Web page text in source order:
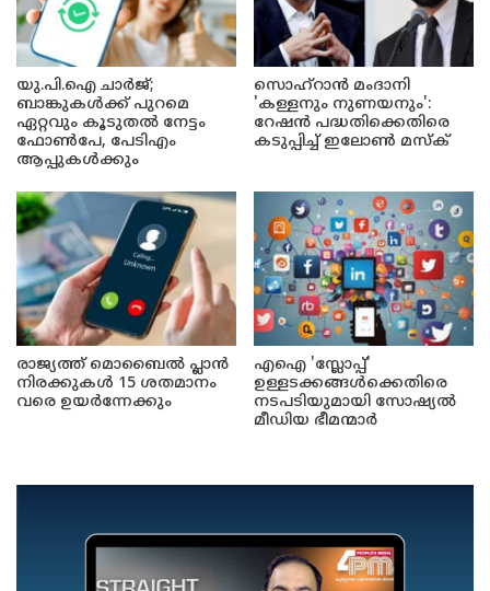
യു.പി.ഐ ചാർജ്;
ബാങ്കുകൾക്ക് പുറമെ
ഏറ്റവും കൂടുതൽ നേട്ടം
ഫോൺപേ, പേടിഎം
ആപ്പുകൾക്കും
സൊഹ്റാൻ മംദാനി
'കള്ളനും നുണയനും':
റേഷൻ പദ്ധതിക്കെതിരെ
കടുപ്പിച്ച് ഇലോൺ മസ്ക്
രാജ്യത്ത് മൊബൈൽ പ്ലാൻ
നിരക്കുകൾ 15 ശതമാനം
വരെ ഉയർന്നേക്കും
എഐ 'സ്ലോപ്പ്'
ഉള്ളടക്കങ്ങൾക്കെതിരെ
നടപടിയുമായി സോഷ്യൽ
മീഡിയ ഭീമന്മാർ